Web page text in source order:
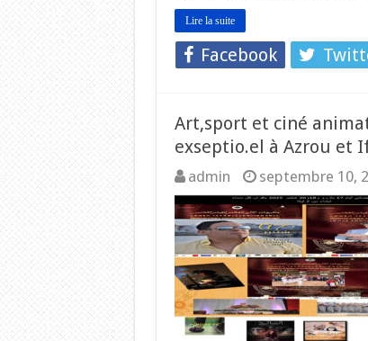
Lire la suite
Facebook
Art,sport et ciné
exseptio.el à Azrou et
admin septembre 10,